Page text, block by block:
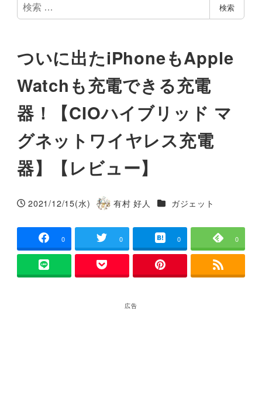
検
索
検索
ついに出たiPhoneもApple
Watchも充電できる充電
器！【CIOハイブリッド マ
グネットワイヤレス充電
器】【レビュー】
投稿日
2021/12/15(水)
著
有村 好人 カテゴリー
ガジェット
0 0 0 0
広告